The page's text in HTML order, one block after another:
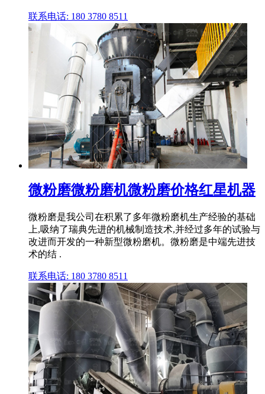
联系电话: 180 3780 8511
微粉磨微粉磨机微粉磨价格红星机器
微粉磨是我公司在积累了多年微粉磨机生产经验的基础
上,吸纳了瑞典先进的机械制造技术,并经过多年的试验与
改进而开发的一种新型微粉磨机。微粉磨是中端先进技
术的结 .
联系电话: 180 3780 8511